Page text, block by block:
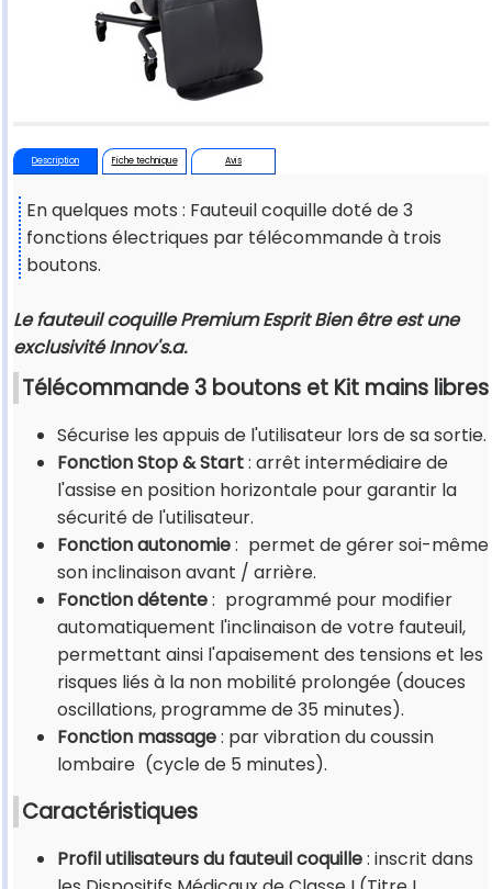
Description Fiche technique Avis
En quelques mots : Fauteuil coquille doté de 3
fonctions électriques par télécommande à trois
boutons.
Le fauteuil coquille Premium Esprit Bien être est une
exclusivité Innov's.a.
Télécommande 3 boutons et Kit mains libres
Sécurise les appuis de l'utilisateur lors de sa sortie.
Fonction Stop & Start: arrêt intermédiaire de
l'assise en position horizontale pour garantir la
sécurité de l'utilisateur.
Fonction autonomie: permet de gérer soi-même
son inclinaison avant / arrière.
Fonction détente: programmé pour modifier
automatiquement l'inclinaison de votre fauteuil,
permettant ainsi l'apaisement des tensions et les
risques liés à la non mobilité prolongée (douces
oscillations, programme de 35 minutes).
Fonction massage: par vibration du coussin
lombaire (cycle de 5 minutes).
Caractéristiques
Profil utilisateurs du fauteuil coquille: inscrit dans